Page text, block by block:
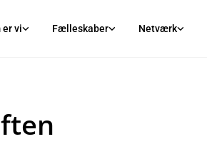
er vi Fælleskaber Netværk